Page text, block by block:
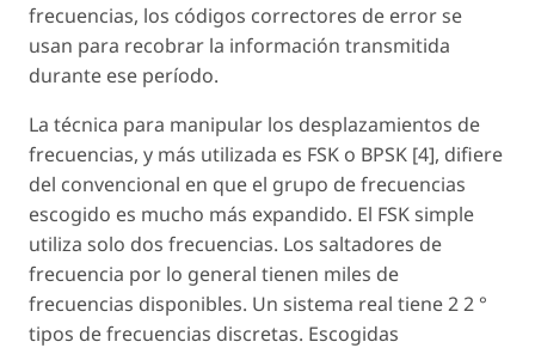
frecuencias, los códigos correctores de error se
usan para recobrar la información transmitida
durante ese período.
La técnica para manipular los desplazamientos de
frecuencias, y más utilizada es FSK o BPSK [4], difiere
del convencional en que el grupo de frecuencias
escogido es mucho más expandido. El FSK simple
utiliza solo dos frecuencias. Los saltadores de
frecuencia por lo general tienen miles de
frecuencias disponibles. Un sistema real tiene 2 2 °
tipos de frecuencias discretas. Escogidas